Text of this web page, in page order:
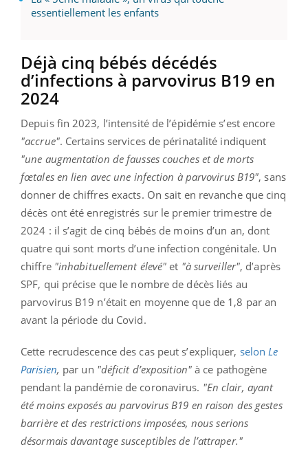
essentiellement les enfants
Déjà cinq bébés décédés
d’infections à parvovirus B19 en
2024
Depuis fin 2023, l’intensité de l’épidémie s’est encore
"accrue". Certains services de périnatalité indiquent
"une augmentation de fausses couches et de morts
fœtales en lien avec une infection à parvovirus B19", sans
donner de chiffres exacts. On sait en revanche que cinq
décès ont été enregistrés sur le premier trimestre de
2024 : il s’agit de cinq bébés de moins d’un an, dont
quatre qui sont morts d’une infection congénitale. Un
chiffre "inhabituellement élevé" et "à surveiller", d’après
SPF, qui précise que le nombre de décès liés au
parvovirus B19 n’était en moyenne que de 1,8 par an
avant la période du Covid.
Cette recrudescence des cas peut s’expliquer, selon Le
Parisien, par un "déficit d’exposition"à ce pathogène
pendant la pandémie de coronavirus. "En clair, ayant
été moins exposés au parvovirus B19 en raison des gestes
barrière et des restrictions imposées, nous serions
désormais davantage susceptibles de l’attraper."